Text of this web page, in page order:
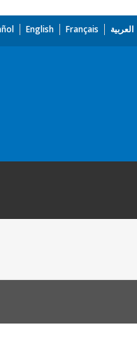
English Français العربية